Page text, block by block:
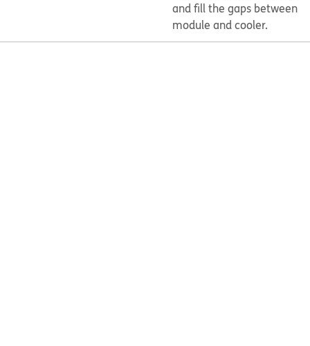
and fill the gaps between
module and cooler.